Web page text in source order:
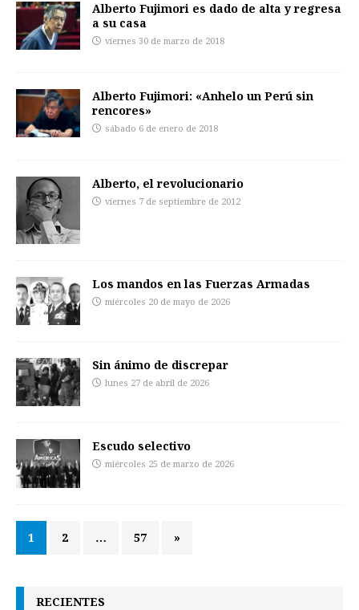
Alberto Fujimori es dado de alta y regresa
a su casa
viernes 30 de marzo de 2018
Alberto Fujimori: «Anhelo un Perú sin
rencores»
sábado 6 de enero de 2018
Alberto, el revolucionario
viernes 7 de septiembre de 2012
Los mandos en las Fuerzas Armadas
miércoles 20 de mayo de 2026
Sin ánimo de discrepar
lunes 27 de abril de 2026
Escudo selectivo
miércoles 25 de marzo de 2026
1 2 … 57 »
RECIENTES